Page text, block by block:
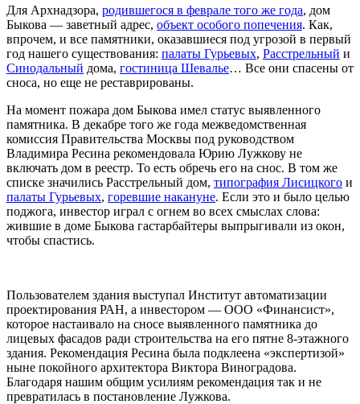
Для Архнадзора, родившегося в феврале того же года, дом
Быкова — заветный адрес, объект особого попечения. Как,
впрочем, и все памятники, оказавшиеся под угрозой в первый
год нашего существования: палаты Гурьевых, Расстрельный и
Синодальный дома, гостиница Шевалье… Все они спасены от
сноса, но еще не реставрированы.
На момент пожара дом Быкова имел статус выявленного
памятника. В декабре того же года межведомственная
комиссия Правительства Москвы под руководством
Владимира Ресина рекомендовала Юрию Лужкову не
включать дом в реестр. То есть обречь его на снос. В том же
списке значились Расстрельный дом, типография Лисицкого и
палаты Гурьевых, горевшие накануне. Если это и было целью
поджога, инвестор играл с огнем во всех смыслах слова:
жившие в доме Быкова гастарбайтеры выпрыгивали из окон,
чтобы спастись.
Пользователем здания выступал Институт автоматизации
проектирования РАН, а инвестором — ООО «Финансист»,
которое настаивало на сносе выявленного памятника до
лицевых фасадов ради строительства на его пятне 8-этажного
здания. Рекомендация Ресина была подклеена «экспертизой»
ныне покойного архитектора Виктора Виноградова.
Благодаря нашим общим усилиям рекомендация так и не
превратилась в постановление Лужкова.